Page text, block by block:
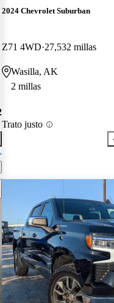
2024 Chevrolet Suburban
Z71 4WD 27,532 millas
Wasilla, AK
2 millas
Trato justo
este Aviso